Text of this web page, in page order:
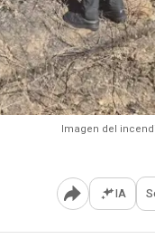
Imagen del
Abrir IA